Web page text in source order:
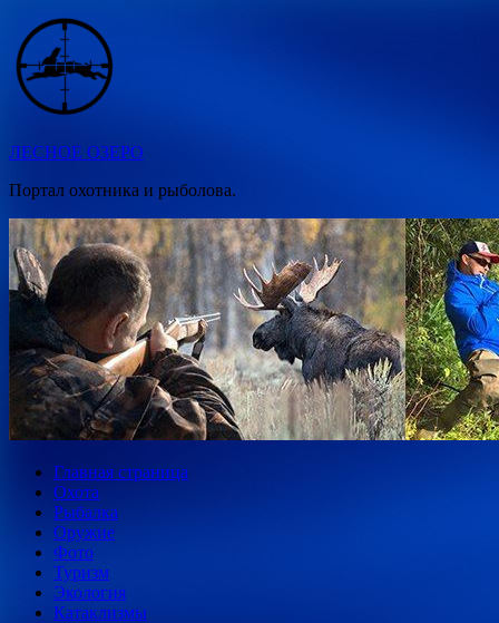
Перейти
содержимому
ЛЕСНОЕ ОЗЕРО
Портал охотника и рыболова.
Главная страница
Охота
Рыбалка
Оружие
Фото
Туризм
Экология
Катаклизмы